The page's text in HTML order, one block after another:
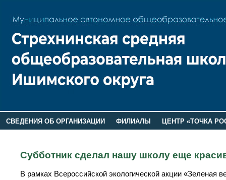
СВЕДЕНИЯ ОБ ОРГАНИЗАЦИИ ФИЛИАЛЫ
ЦЕНТР «ТОЧКА
Субботник сделал нашу школу еще
В рамках Всероссийской экологической акции